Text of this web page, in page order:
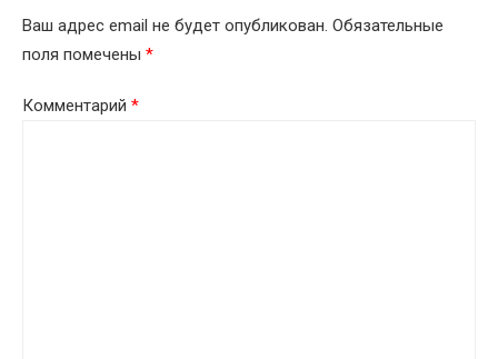
Ваш адрес email не будет опубликован. Обязательные
поля помечены *
Комментарий *